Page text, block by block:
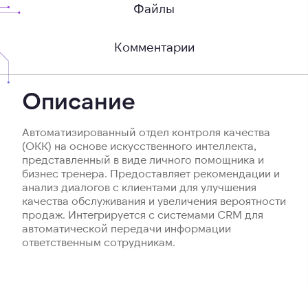
Файлы
Комментарии
Описание
Автоматизированный отдел контроля качества
(ОКК) на основе искусственного интеллекта,
представленный в виде личного помощника и
бизнес тренера. Предоставляет рекомендации и
анализ диалогов с клиентами для улучшения
качества обслуживания и увеличения вероятности
продаж. Интегрируется с системами CRM для
автоматической передачи информации
ответственным сотрудникам.